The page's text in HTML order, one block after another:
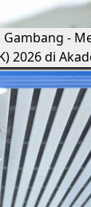
Gambang -
2026 di